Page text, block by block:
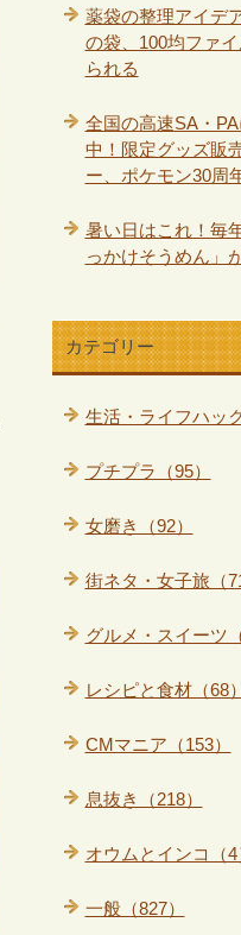
薬袋の整理アイデ
の袋、100均ファ
られる
全国の高速SA・
中！限定グッズ販
ー、ポケモン30周
暑い日はこれ！毎
っかけそうめん」
カテゴリー
生活・ライフハッ
プチプラ（95）
女磨き（92）
街ネタ・女子旅（
グルメ・スイーツ（
レシピと食材（68）
CMマニア（153）
息抜き（218）
オウムとインコ（4
一般（827）